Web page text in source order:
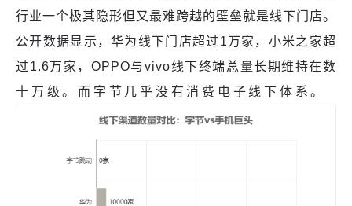
行业一个极其隐形但又最难跨越的壁垒就是线下门店。
公开数据显示，华为线下门店超过1万家，小米之家超
过1.6万家，OPPO与vivo线下终端总量长期维持在数
十万级。而字节几乎没有消费电子线下体系。